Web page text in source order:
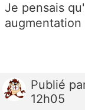
Je pensais
augmentation
Publié
12h05